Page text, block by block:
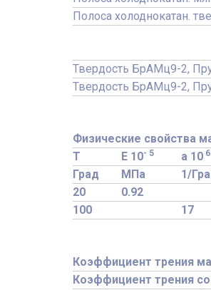
Полоса холоднокатан.
Твердость БрАМц9-2,
Твердость БрАМц9-2,
Физические свойства
T
E 10- 5 a 10 6
Град МПа 1/
20
0.92
100
17
Коэффициент трения
Коэффициент трения